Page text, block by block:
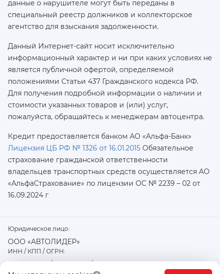
данные о нарушителе могут быть переданы в
специальный реестр должников и коллекторское
агентство для взыскания задолженности.
Данный Интернет-сайт носит исключительно
информационный характер и ни при каких условиях не
является публичной офертой, определяемой
положениями Статьи 437 Гражданского кодекса РФ.
Для получения подробной информации о наличии и
стоимости указанных товаров и (или) услуг,
пожалуйста, обращайтесь к менеджерам автоцентра.
Кредит предоставляется банком АО «Альфа-Банк»
Лицензия ЦБ РФ № 1326 от 16.01.2015 Обязательное
страхование гражданской ответственности
владельцев транспортных средств осуществляется AO
«АльфаСтрахование» по лицензии ОС № 2239 – 02 от
16.09.2024 г
Юридическое лицо:
ООО «АВТОЛИДЕР»
ИНН / КПП / ОГРН:
7726402915 / 772601001 / 1177746487918